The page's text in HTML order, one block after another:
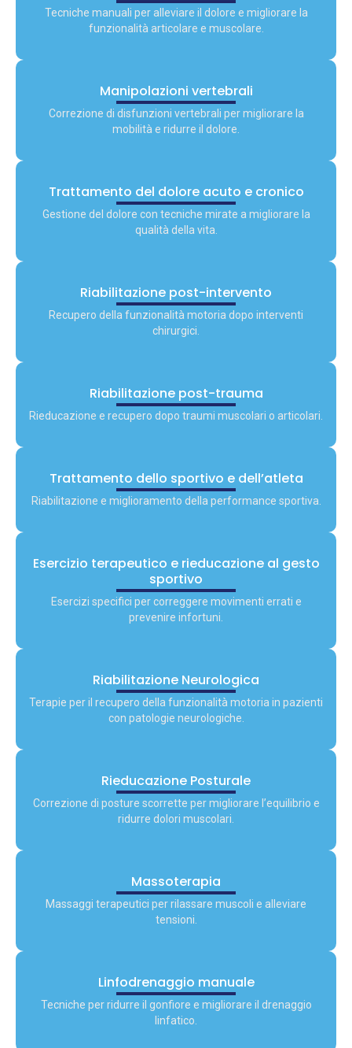
Tecniche manuali per alleviare il dolore e migliorare la
funzionalità articolare e muscolare.
Manipolazioni vertebrali
Correzione di disfunzioni vertebrali per migliorare la
mobilità e ridurre il dolore.
Trattamento del dolore acuto e cronico
Gestione del dolore con tecniche mirate a migliorare la
qualità della vita.
Riabilitazione post-intervento
Recupero della funzionalità motoria dopo interventi
chirurgici.
Riabilitazione post-trauma
Rieducazione e recupero dopo traumi muscolari o articolari.
Trattamento dello sportivo e dell’atleta
Riabilitazione e miglioramento della performance sportiva.
Esercizio terapeutico e rieducazione al gesto
sportivo
Esercizi specifici per correggere movimenti errati e
prevenire infortuni.
Riabilitazione Neurologica
Terapie per il recupero della funzionalità motoria in pazienti
con patologie neurologiche.
Rieducazione Posturale
Correzione di posture scorrette per migliorare l’equilibrio e
ridurre dolori muscolari.
Massoterapia
Massaggi terapeutici per rilassare muscoli e alleviare
tensioni.
Linfodrenaggio manuale
Tecniche per ridurre il gonfiore e migliorare il drenaggio
linfatico.